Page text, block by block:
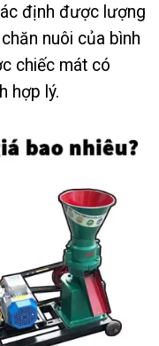
định được lượng
nuôi của bình
chiếc mát có
hợp lý.